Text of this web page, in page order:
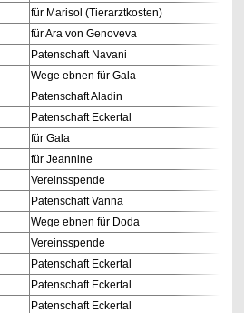
für Marisol (Tierarztkosten)
für Ara von Genoveva
Patenschaft Navani
Wege ebnen für Gala
Patenschaft Aladin
Patenschaft Eckertal
für Gala
für Jeannine
Vereinsspende
Patenschaft Vanna
Wege ebnen für Doda
Vereinsspende
Patenschaft Eckertal
Patenschaft Eckertal
Patenschaft Eckertal